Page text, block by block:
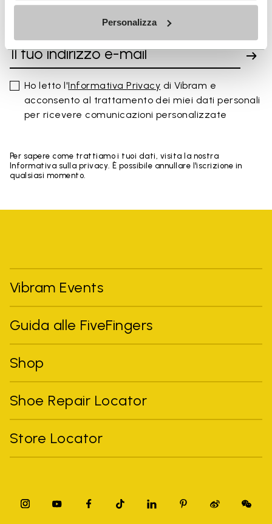
Personalizza
Ho letto l'Informativa Privacy di Vibram e
acconsento al trattamento dei miei dati personali
per ricevere comunicazioni personalizzate
Per sapere come trattiamo i tuoi dati, visita la nostra
Informativa sulla privacy. È possibile annullare l'iscrizione in
qualsiasi momento.
Vibram Events
Guida alle FiveFingers
Shop
Shoe Repair Locator
Store Locator